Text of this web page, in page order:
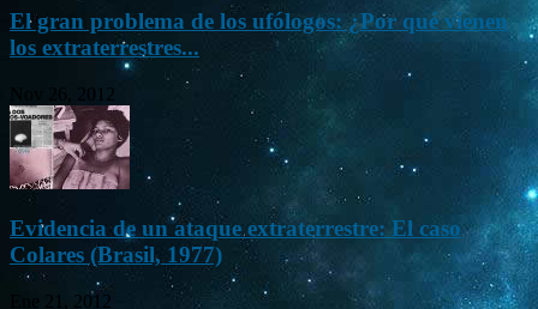
El gran problema de los ufólogos: ¿Por qué vienen
los extraterrestres...
Nov 26, 2012
Evidencia de un ataque extraterrestre: El caso
Colares (Brasil, 1977)
Ene 21, 2012